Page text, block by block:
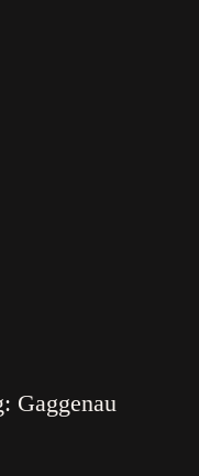
Gaggenau